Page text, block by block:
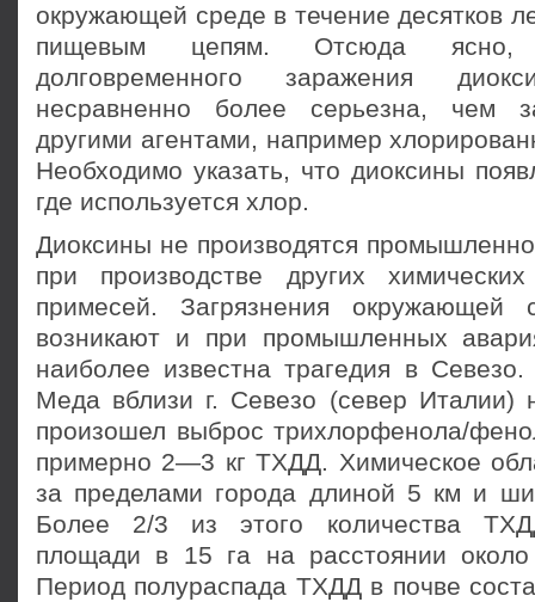
окружающей среде в течение десятков
пищевым цепям. Отсюда ясно,
долговременного заражения
несравненно более серьезна, чем
другими агентами, например
Необходимо указать, что диоксины
где используется хлор.
Диоксины не производятся
при производстве других
примесей. Загрязнения окружающей
возникают и при промышленных
наиболее известна трагедия в
Меда вблизи г. Севезо (север Италии)
произошел выброс трихлорфенола/
примерно 2—3 кг ТХДД. Химическое
за пределами города длиной 5 км и
Более 2/3 из этого количества
площади в 15 га на расстоянии
Период полураспада ТХДД в почве